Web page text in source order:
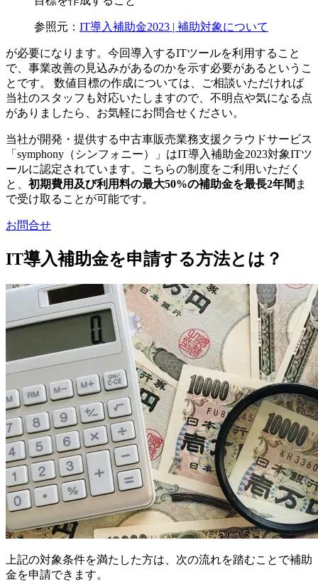
参照元： IT導入補助金2023 | 補助対象について
が必要になります。今回導入するITツールを利用すること
で、事業改善の見込みがあるのかを示す必要があるというこ
とです。 数値目標の作成については、ご相談いただければ
当社のスタッフも対応いたしますので、不明点や気になる点
がありましたら、お気軽にお問合せください。
当社が開発・提供する中古車販売業務支援クラウドサービス
「symphony（シンフォニー）」はIT導入補助金2023対象ITツ
ールに認定されています。こちらの制度をご利用いただく
と、 初期費用及び利用料の最大50%の補助金を最長2年間 ま
で受け取ることが可能です。
お問合せ
IT導入補助金を申請する方法とは？
上記の対象条件を満たした方は、次の流れを踏むことで補助
金を申請できます。